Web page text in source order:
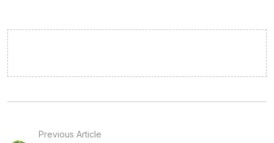
Previous Article